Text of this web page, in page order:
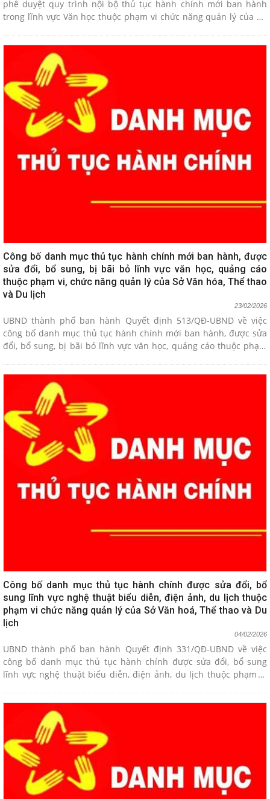
phê duyệt quy trình nội bộ thủ tục hành chính mới ban hành
trong lĩnh vực Văn học thuộc phạm vi chức năng quản lý của Sở
Công bố danh mục thủ tục hành chính mới ban hành, được
sửa đổi, bổ sung, bị bãi bỏ lĩnh vực văn học, quảng cáo
thuộc phạm vi, chức năng quản lý của Sở Văn hóa, Thể thao
và Du lịch
23/02/2026
UBND thành phố ban hành Quyết định 513/QĐ-UBND về việc
công bố danh mục thủ tục hành chính mới ban hành, được sửa
đổi, bổ sung, bị bãi bỏ lĩnh vực văn học, quảng cáo thuộc phạm
Công bố danh mục thủ tục hành chính được sửa đổi, bổ
sung lĩnh vực nghệ thuật biểu diễn, điện ảnh, du lịch thuộc
phạm vi chức năng quản lý của Sở Văn hoá, Thể thao và Du
lịch
04/02/2026
UBND thành phố ban hành Quyết định 331/QĐ-UBND về việc
công bố danh mục thủ tục hành chính được sửa đổi, bổ sung
lĩnh vực nghệ thuật biểu diễn, điện ảnh, du lịch thuộc phạm vi